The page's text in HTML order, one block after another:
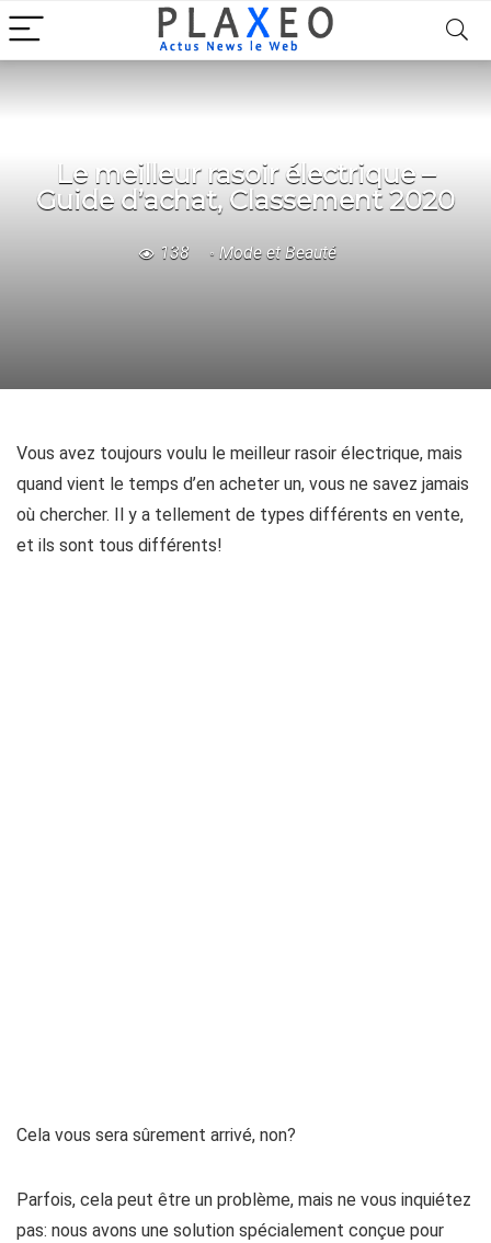
Le meilleur rasoir électrique –
Guide d’achat, Classement 2020
138 Mode et Beauté
Vous avez toujours voulu le meilleur rasoir électrique, mais
quand vient le temps d’en acheter un, vous ne savez jamais
où chercher. Il y a tellement de types différents en vente,
et ils sont tous différents!
Cela vous sera sûrement arrivé, non?
Parfois, cela peut être un problème, mais ne vous inquiétez
pas: nous avons une solution spécialement conçue pour